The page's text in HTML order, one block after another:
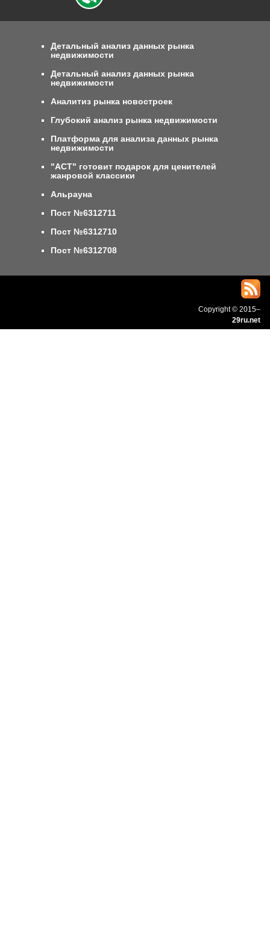
Детальный анализ данных рынка
недвижимости
Детальный анализ данных рынка
недвижимости
Аналитиз рынка новостроек
Глубокий анализ рынка недвижимости
Платформа для анализа данных рынка
недвижимости
"АСТ" готовит подарок для ценителей
жанровой классики
Альрауна
Пост №6312711
Пост №6312710
Пост №6312708
Copyright © 2015–
29ru.net